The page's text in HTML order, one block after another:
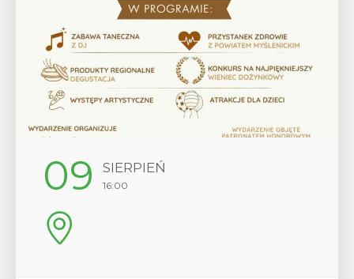
12 SIERPIEŃ
17:00